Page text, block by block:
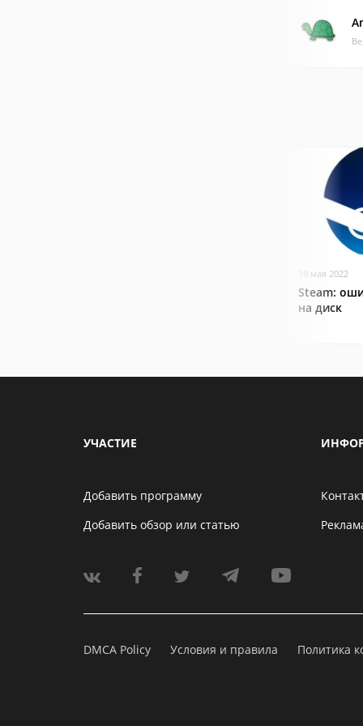
19 мая 2022
Steam:
на диск
УЧАСТИЕ
Добавить программу
Добавить обзор или статью
DMCA Policy Условия и правила Политика